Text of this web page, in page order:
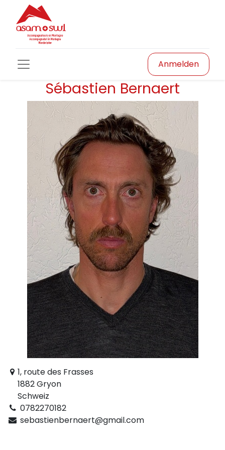
Anmelden
Sébastien Bernaert
1, route des Frasses
1882 Gryon
Schweiz
0782270182
sebastienbernaert@gmail.com